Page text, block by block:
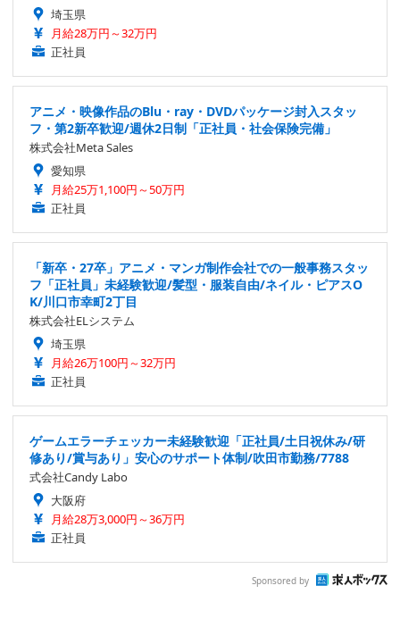
埼玉県
月給28万円～32万円
正社員
アニメ・映像作品のBlu・ray・DVDパッケージ封入スタッ
フ・第2新卒歓迎/週休2日制「正社員・社会保険完備」
株式会社Meta Sales
愛知県
月給25万1,100円～50万円
正社員
「新卒・27卒」アニメ・マンガ制作会社での一般事務スタッ
フ「正社員」未経験歓迎/髪型・服装自由/ネイル・ピアスO
K/川口市幸町2丁目
株式会社ELシステム
埼玉県
月給26万100円～32万円
正社員
ゲームエラーチェッカー未経験歓迎「正社員/土日祝休み/研
修あり/賞与あり」安心のサポート体制/吹田市勤務/7788
式会社Candy Labo
大阪府
月給28万3,000円～36万円
正社員
Sponsored by